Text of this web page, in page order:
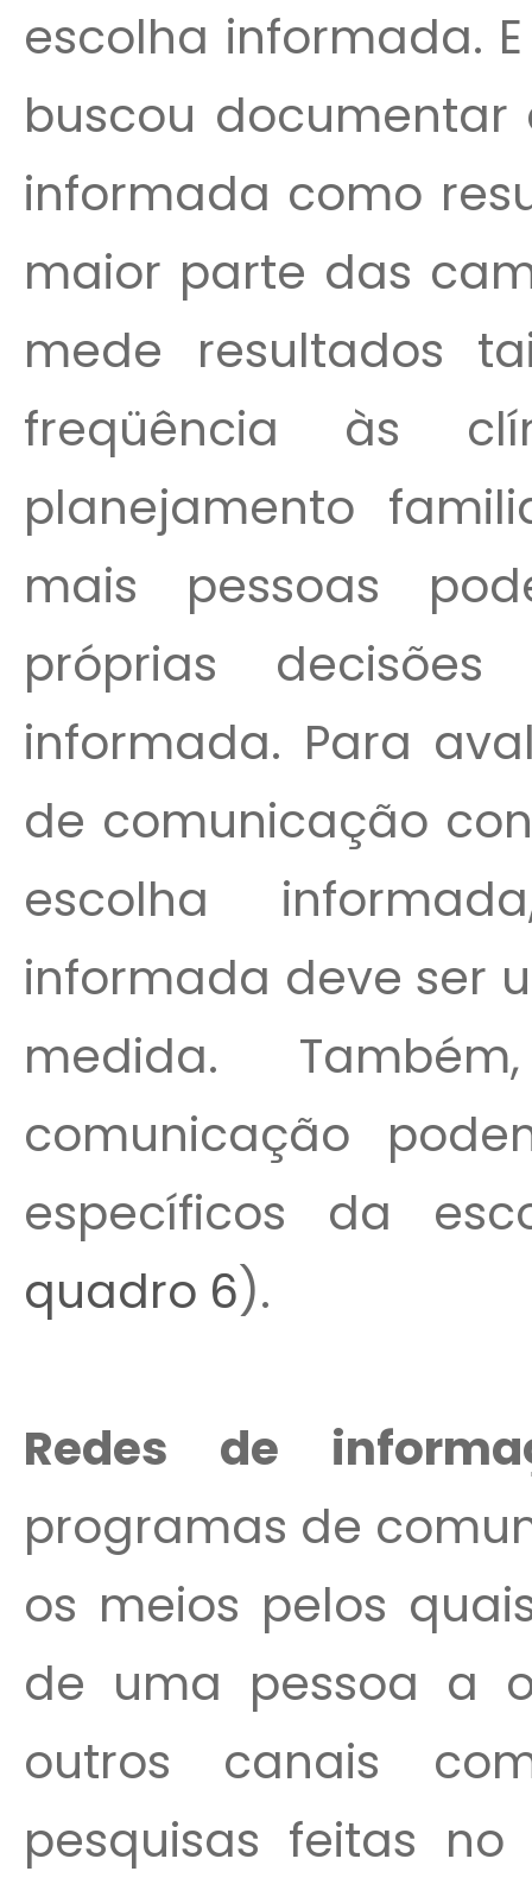
escolha informada.
buscou
informada como
maior parte das
mede resultados
freqüência às
planejamento
mais pessoas
próprias
informada. Para
de comunicação
escolha
informada deve ser
medida.
comunicação
específicos da
quadro 6).
Redes de
programas de
os meios pelos
de uma pessoa a
outros canais
pesquisas feitas no